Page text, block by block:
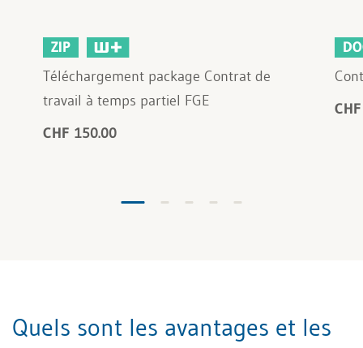
ZIP
Téléchargement package Contrat de
travail à temps partiel FGE
CHF 150.00
Quels sont les avantages et les